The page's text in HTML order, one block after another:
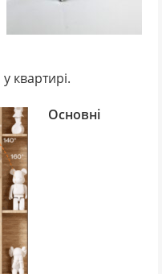
квартирі.
Основні